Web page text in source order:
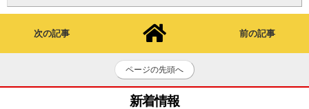
次の記事 前の記事
ページの先頭へ
新着情報